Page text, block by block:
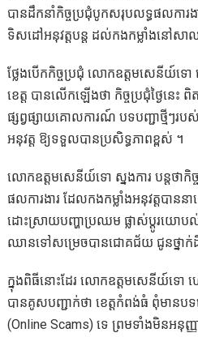
បានដឹកនាំកិច្ចប្រជុំបូកសរុបលទ្ធផលការ
ទិសដៅអនុវត្តបន្ត ដល់កងកម្លាំងនៅសាល
ថ្លែងបើកកិច្ចប្រជុំ លោកឧត្តមសេនីយ៍ទ
ខេត្ត បានលើកឡើងថា កិច្ចប្រជុំថ្ងៃនេះ
ផ្សព្វផ្សាយគោលការណ៍ បទបញ្ជាថ្មីៗរ
អនុវត្ត ឱ្យទទួលបានប្រសិទ្ធភាពខ្ពស់ ។
លោកឧត្តមសេនីយ៍ទោ ស្នងការ បន្តថាកិច្
ផលការងារ ដែលកងកម្លាំងអនុវត្តបា
ដោះស្រាយបញ្ហាប្រឈម ផ្លាស់ប្តូរយោ
ឈានទៅសម្រេចបានជោគជ័យ ជូនថ្នាក់ដឹ
ក្នុងពិធីនោះដែរ លោកឧត្តមសេនីយ៍ទោ
បានគូសបញ្ជាក់ថា ខេត្តកំពង់ធំ ពុំមានបទ
(Online Scams) ទេ ព្រមទាំងមិនអនុញ្ញ